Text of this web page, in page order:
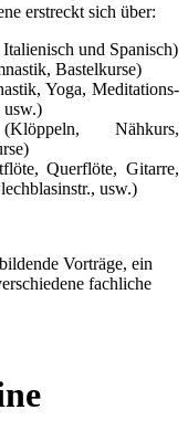
erstreckt sich über:
und Spanisch)
Bastelkurse)
Yoga, Meditations-
usw.)
Nähkurs,
Querflöte, Gitarre,
usw.)
Vorträge, ein
fachliche